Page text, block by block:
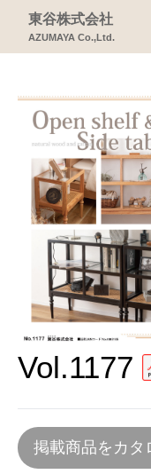
東谷株式会社
AZUMAYA Co.,Ltd.
Vol.1177
掲載商品をカタ